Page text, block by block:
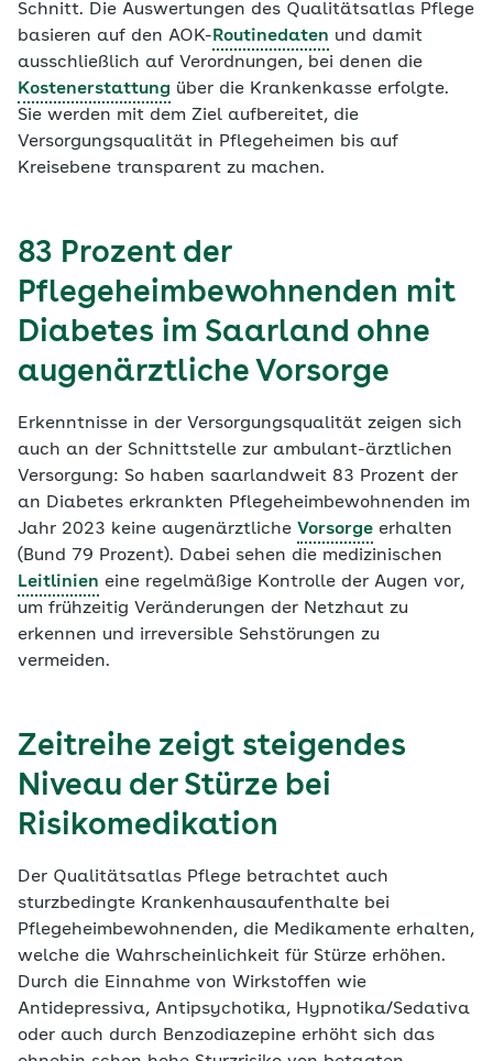
Schnitt. Die Auswertungen des Qualitätsatlas Pflege
basieren auf den AOK- Routinedaten und damit
ausschließlich auf Verordnungen, bei denen die
Kostenerstattung über die Krankenkasse erfolgte.
Sie werden mit dem Ziel aufbereitet, die
Versorgungsqualität in Pflegeheimen bis auf
Kreisebene transparent zu machen.
83 Prozent der
Pflegeheimbewohnenden mit
Diabetes im Saarland ohne
augenärztliche Vorsorge
Erkenntnisse in der Versorgungsqualität zeigen sich
auch an der Schnittstelle zur ambulant-ärztlichen
Versorgung: So haben saarlandweit 83 Prozent der
an Diabetes erkrankten Pflegeheimbewohnenden im
Jahr 2023 keine augenärztliche Vorsorge erhalten
(Bund 79 Prozent). Dabei sehen die medizinischen
Leitlinien eine regelmäßige Kontrolle der Augen vor,
um frühzeitig Veränderungen der Netzhaut zu
erkennen und irreversible Sehstörungen zu
vermeiden.
Zeitreihe zeigt steigendes
Niveau der Stürze bei
Risikomedikation
Der Qualitätsatlas Pflege betrachtet auch
sturzbedingte Krankenhausaufenthalte bei
Pflegeheimbewohnenden, die Medikamente erhalten,
welche die Wahrscheinlichkeit für Stürze erhöhen.
Durch die Einnahme von Wirkstoffen wie
Antidepressiva, Antipsychotika, Hypnotika/Sedativa
oder auch durch Benzodiazepine erhöht sich das